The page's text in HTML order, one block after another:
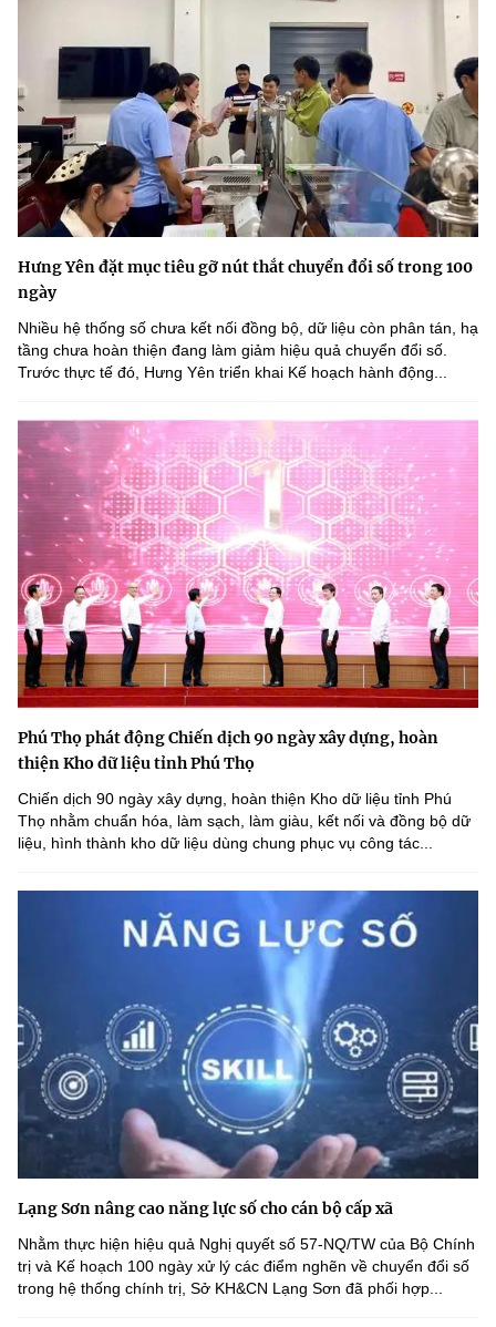
Hưng Yên đặt mục tiêu gỡ nút thắt chuyển đổi số trong 100
ngày
Nhiều hệ thống số chưa kết nối đồng bộ, dữ liệu còn phân tán, hạ
tầng chưa hoàn thiện đang làm giảm hiệu quả chuyển đổi số.
Trước thực tế đó, Hưng Yên triển khai Kế hoạch hành động...
Phú Thọ phát động Chiến dịch 90 ngày xây dựng, hoàn
thiện Kho dữ liệu tỉnh Phú Thọ
Chiến dịch 90 ngày xây dựng, hoàn thiện Kho dữ liệu tỉnh Phú
Thọ nhằm chuẩn hóa, làm sạch, làm giàu, kết nối và đồng bộ dữ
liệu, hình thành kho dữ liệu dùng chung phục vụ công tác...
Lạng Sơn nâng cao năng lực số cho cán bộ cấp xã
Nhằm thực hiện hiệu quả Nghị quyết số 57-NQ/TW của Bộ Chính
trị và Kế hoạch 100 ngày xử lý các điểm nghẽn về chuyển đổi số
trong hệ thống chính trị, Sở KH&CN Lạng Sơn đã phối hợp...